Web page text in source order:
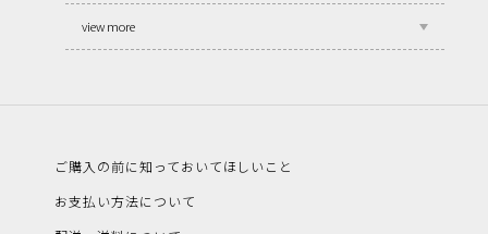
view more
ご購入の前に知っておいてほしいこと
お支払い方法について